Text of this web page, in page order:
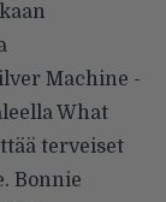
Machine -
What
terveiset
Bonnie